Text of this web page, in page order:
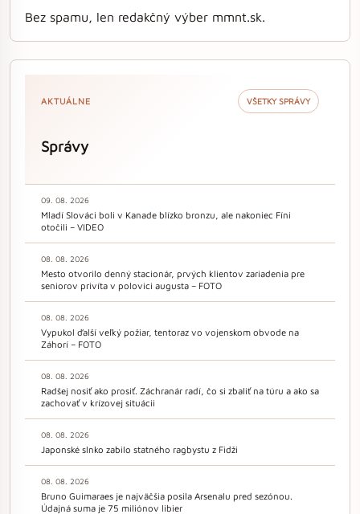
Bez spamu, len redakčný výber mmnt.sk.
AKTUÁLNE VŠETKY SPRÁVY
Správy
09. 08. 2026
Mladí Slováci boli v Kanade blízko bronzu, ale nakoniec Fíni
otočili – VIDEO
08. 08. 2026
Mesto otvorilo denný stacionár, prvých klientov zariadenia pre
seniorov privíta v polovici augusta – FOTO
08. 08. 2026
Vypukol ďalší veľký požiar, tentoraz vo vojenskom obvode na
Záhorí – FOTO
08. 08. 2026
Radšej nosiť ako prosiť. Záchranár radí, čo si zbaliť na túru a ako sa
zachovať v krízovej situácii
08. 08. 2026
Japonské slnko zabilo statného ragbystu z Fidži
08. 08. 2026
Bruno Guimaraes je najväčšia posila Arsenalu pred sezónou.
Údajná suma je 75 miliónov libier